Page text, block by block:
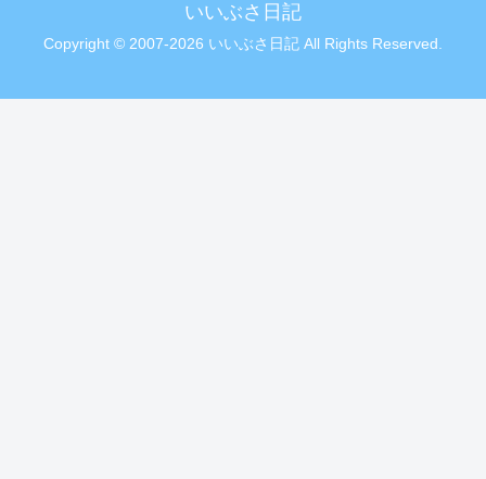
いいぶさ日記
Copyright © 2007-2026 いいぶさ日記 All Rights Reserved.